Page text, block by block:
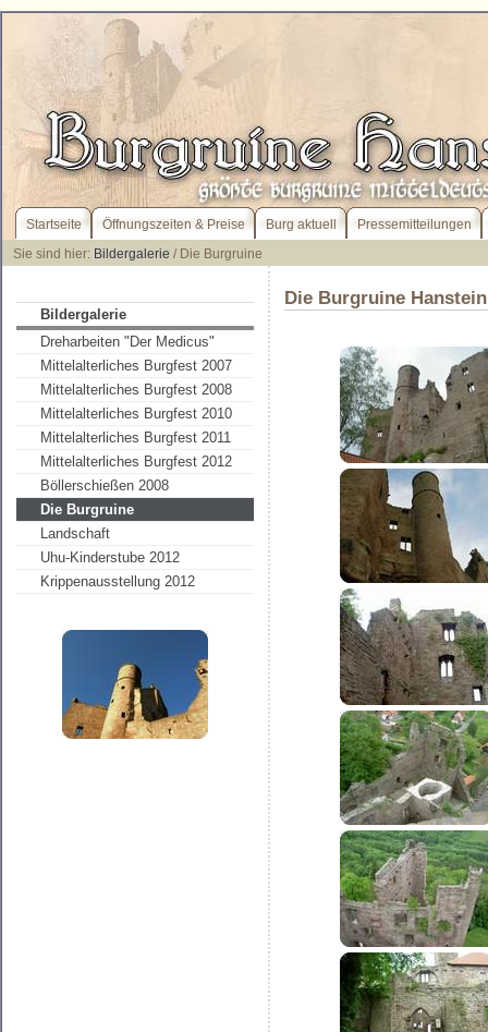
Startseite Öffnungszeiten & Preise Burg aktuell
Pressemitteilungen
Sie sind hier: Bildergalerie / Die Burgruine
Bildergalerie
Dreharbeiten "Der Medicus"
Mittelalterliches Burgfest 2007
Mittelalterliches Burgfest 2008
Mittelalterliches Burgfest 2010
Mittelalterliches Burgfest 2011
Mittelalterliches Burgfest 2012
Böllerschießen 2008
Die Burgruine
Landschaft
Uhu-Kinderstube 2012
Krippenausstellung 2012
Die Burgruine Hanstein